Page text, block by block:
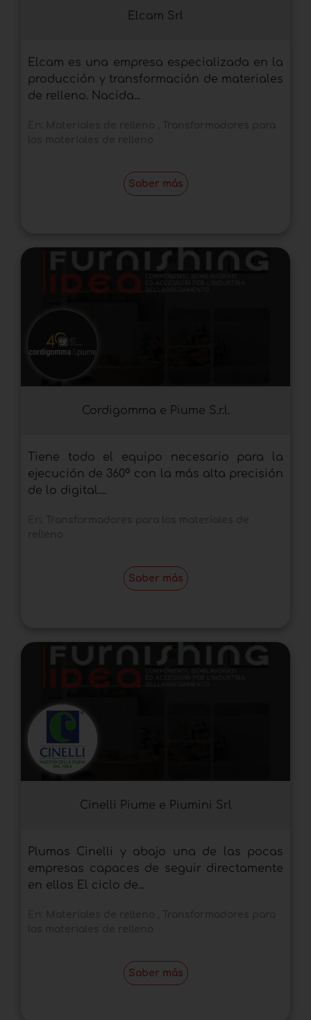
Elcam Srl
Elcam es una empresa especializada en la
producción y transformación de materiales
de relleno. Nacida...
Saber más
Cordigomma e Piume S.r.l.
Tiene todo el equipo necesario para la
ejecución de 360º con la más alta precisión
de lo digital....
Saber más
Cinelli Piume e Piumini Srl
Plumas Cinelli y abajo una de las pocas
empresas capaces de seguir directamente
en ellos El ciclo de...
Saber más